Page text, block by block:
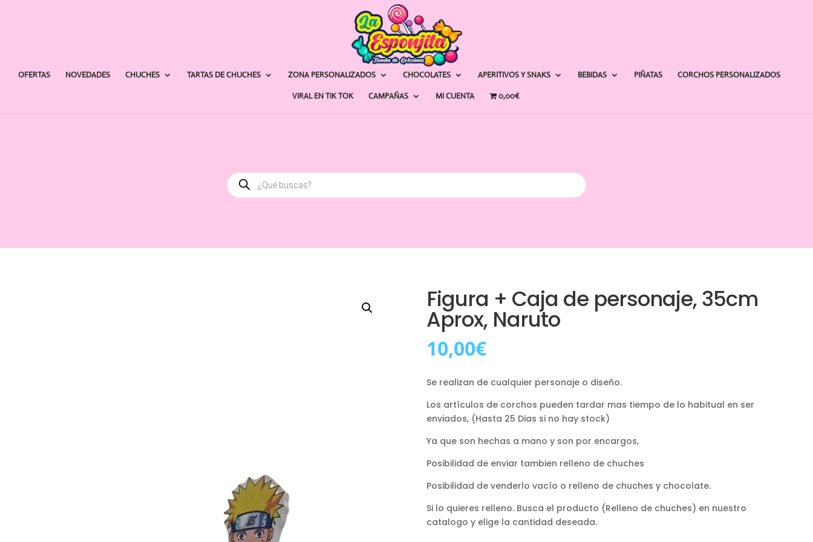
OFERTAS NOVEDADES CHUCHES TARTAS DE CHUCHES ZONA PERSONALIZADOS CHOCOLATES APERITIVOS Y SNAKS BEBIDAS PIÑATAS CORCHOS PERSONALIZADOS
VIRAL EN TIK TOK CAMPAÑAS MI CUENTA 0,00€
Búsqueda
de
productos
Figura + Caja de personaje, 35cm
Aprox, Naruto
10,00€
Se realizan de cualquier personaje o diseño.
Los artículos de corchos pueden tardar mas tiempo de lo habitual en ser
enviados, (Hasta 25 Dias si no hay stock)
Ya que son hechas a mano y son por encargos,
Posibilidad de enviar tambien relleno de chuches
Posibilidad de venderlo vacío o relleno de chuches y chocolate.
Si lo quieres relleno. Busca el producto (Relleno de chuches) en nuestro
catalogo y elige la cantidad deseada.